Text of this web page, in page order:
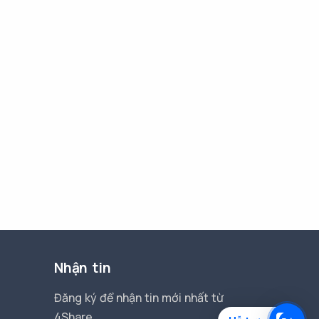
Nhận tin
Đăng ký để nhận tin mới nhất từ